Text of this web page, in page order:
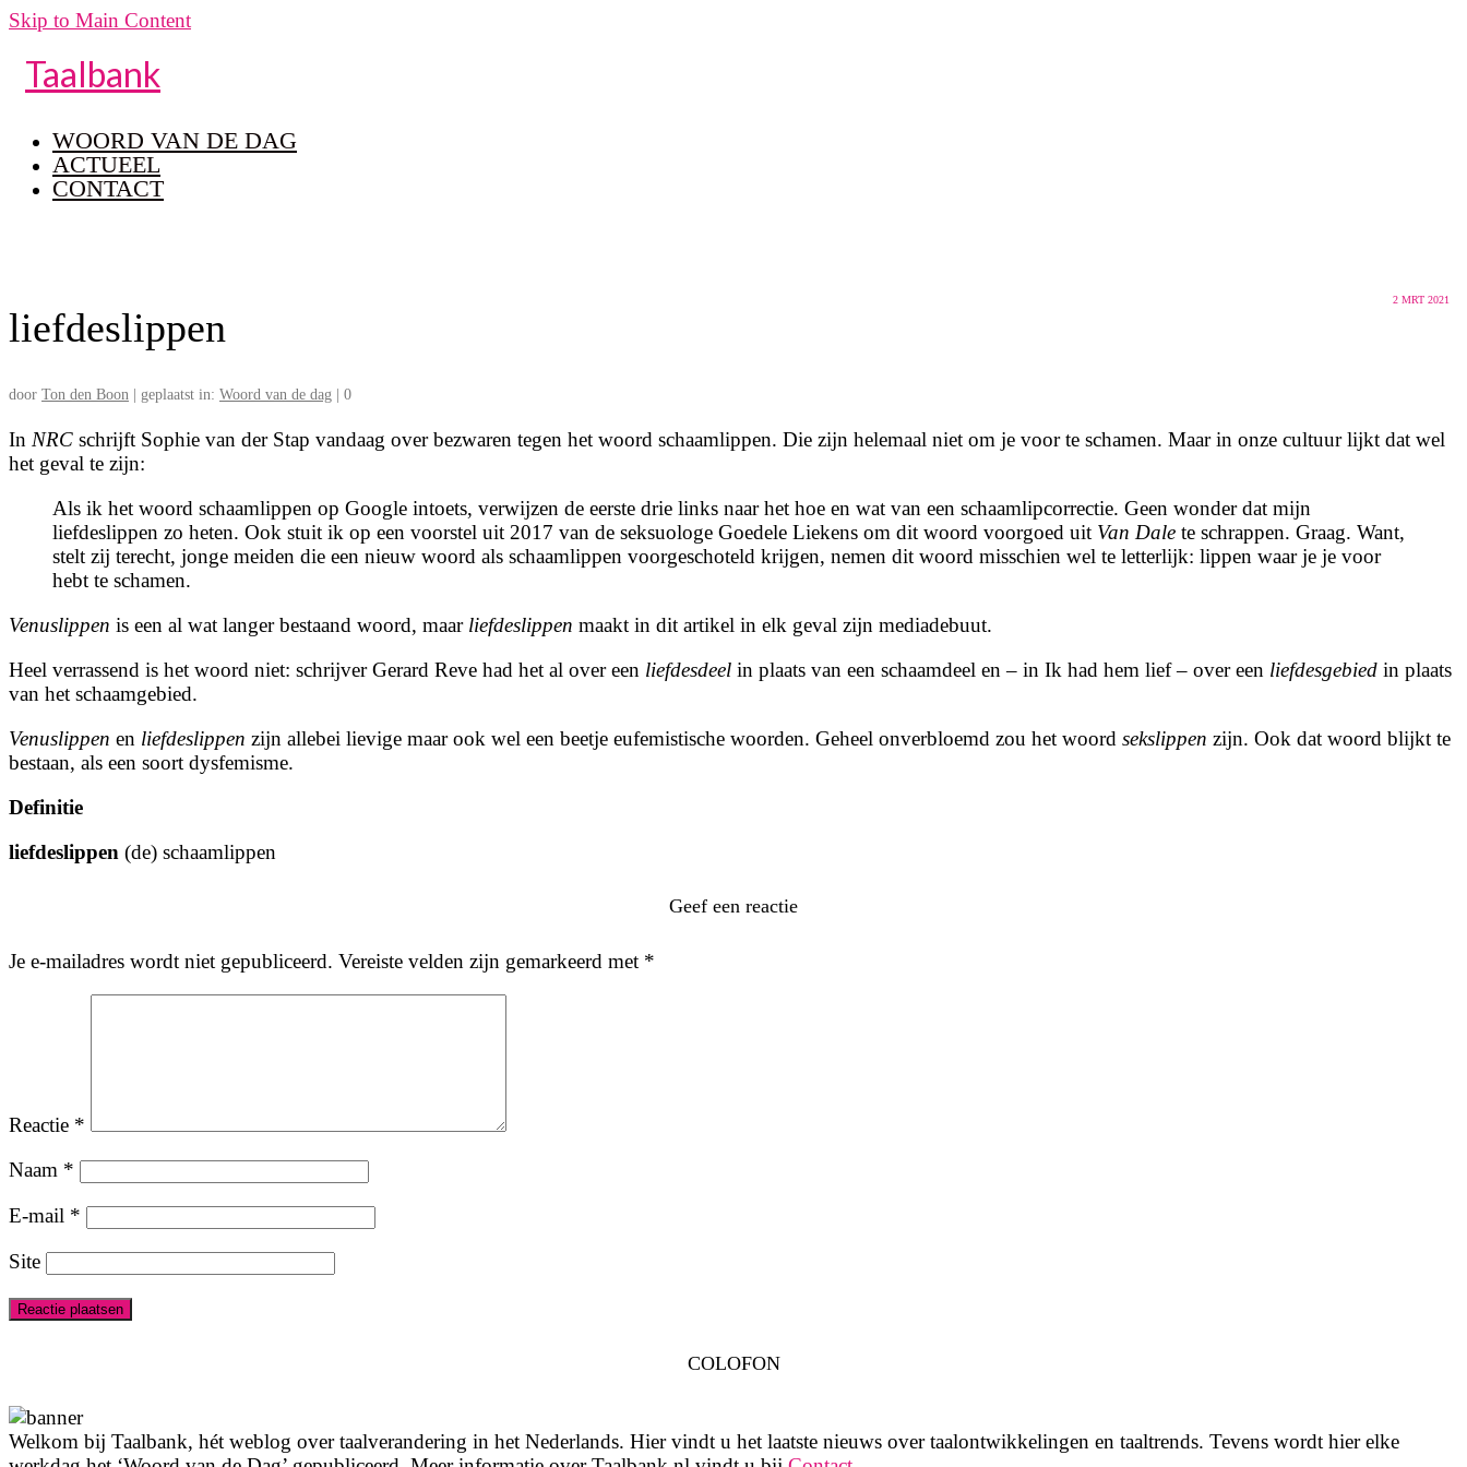
Skip to Main Content
Taalbank
WOORD VAN DE DAG
ACTUEEL
CONTACT
2 MRT 2021
liefdeslippen
door Ton den Boon geplaatst in: Woord van de dag 0
In NRC schrijft Sophie van der Stap vandaag over bezwaren tegen het woord schaamlippen. Die zijn helemaal niet om je voor te schamen. Maar in onze cultuur lijkt dat wel
het geval te zijn:
Als ik het woord schaamlippen op Google intoets, verwijzen de eerste drie links naar het hoe en wat van een schaamlipcorrectie. Geen wonder dat mijn
liefdeslippen zo heten. Ook stuit ik op een voorstel uit 2017 van de seksuologe Goedele Liekens om dit woord voorgoed uit Van Dale te schrappen. Graag. Want,
stelt zij terecht, jonge meiden die een nieuw woord als schaamlippen voorgeschoteld krijgen, nemen dit woord misschien wel te letterlijk: lippen waar je je voor
hebt te schamen.
Venuslippen is een al wat langer bestaand woord, maar liefdeslippen maakt in dit artikel in elk geval zijn mediadebuut.
Heel verrassend is het woord niet: schrijver Gerard Reve had het al over een liefdesdeel in plaats van een schaamdeel en – in Ik had hem lief – over een liefdesgebied in plaats
van het schaamgebied.
Venuslippen en liefdeslippen zijn allebei lievige maar ook wel een beetje eufemistische woorden. Geheel onverbloemd zou het woord sekslippen zijn. Ook dat woord blijkt te
bestaan, als een soort dysfemisme.
Definitie
liefdeslippen (de) schaamlippen
Geef een reactie
Je e-mailadres wordt niet gepubliceerd. Vereiste velden zijn gemarkeerd met *
Reactie *
Naam *
E-mail *
Site
COLOFON
Welkom bij Taalbank, hét weblog over taalverandering in het Nederlands. Hier vindt u het laatste nieuws over taalontwikkelingen en taaltrends. Tevens wordt hier elke